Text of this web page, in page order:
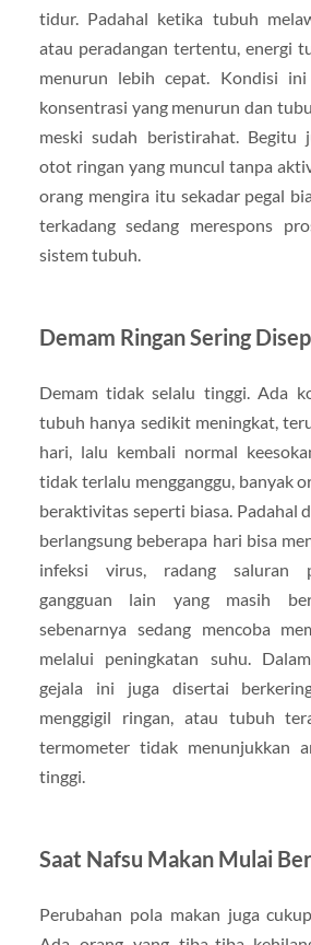
tidur. Padahal ketika tubuh
atau peradangan tertentu, energi
menurun lebih cepat. Kondisi ini
konsentrasi yang menurun dan
meski sudah beristirahat. Begitu
otot ringan yang muncul tanpa
orang mengira itu sekadar pegal
terkadang sedang merespons
sistem tubuh.
Demam Ringan Sering
Demam tidak selalu tinggi. Ada
tubuh hanya sedikit meningkat,
hari, lalu kembali normal
tidak terlalu mengganggu, banyak
beraktivitas seperti biasa. Padahal
berlangsung beberapa hari bisa
infeksi virus, radang saluran
gangguan lain yang masih
sebenarnya sedang mencoba
melalui peningkatan suhu.
gejala ini juga disertai
menggigil ringan, atau tubuh
termometer tidak menunjukkan
tinggi.
Saat Nafsu Makan Mulai
Perubahan pola makan juga